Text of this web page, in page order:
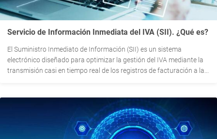
Servicio de Información Inmediata del IVA (SII). ¿Qué es?
El Suministro Inmediato de Información (SII) es un sistema
electrónico diseñado para optimizar la gestión del IVA mediante la
transmisión casi en tiempo real de los registros de facturación a la...